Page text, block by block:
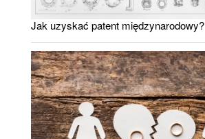
Jak uzyskać patent międzynarodowy?